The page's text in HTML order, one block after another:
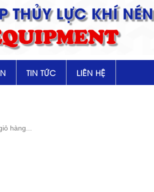
THỦY LỰC KHÍ NÉN
TIN TỨC LIÊN HỆ
hàng...